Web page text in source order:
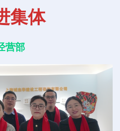
集体
营部